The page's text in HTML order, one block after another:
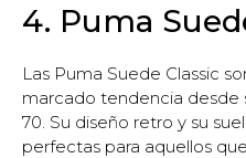
4. Puma
Las Puma Suede Classic
marcado tendencia desde
70. Su diseño retro y su
perfectas para aquellos